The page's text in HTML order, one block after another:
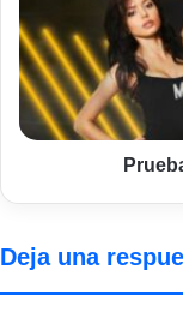
Melbet
Peru
Deja una